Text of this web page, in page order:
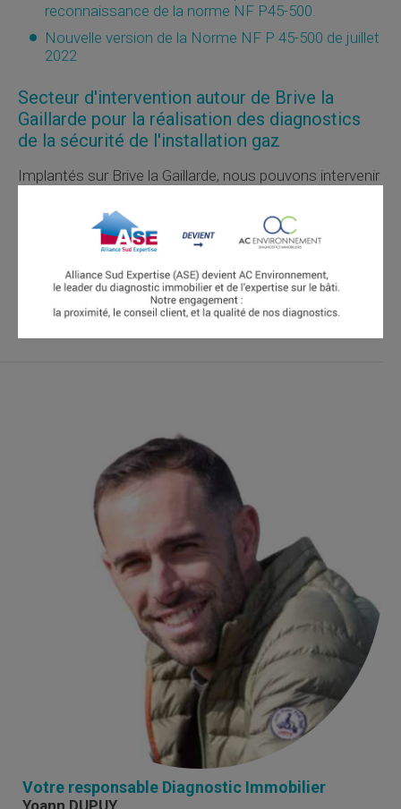
reconnaissance de la norme NF P45-500.
Nouvelle version de la Norme NF P 45-500 de juillet
2022
Secteur d'intervention autour de Brive la
Gaillarde pour la réalisation des diagnostics
de la sécurité de l'installation gaz
Implantés sur Brive la Gaillarde, nous pouvons intervenir
des diagnostics de l'installation intérieure de gaz. Ainsi,
nous pouvons intervenir sur les villes environnantes,
Malemort sur Corrèze,Tulle,Ussel, ...,
Votre responsable Diagnostic Immobilier
Yoann DUPUY